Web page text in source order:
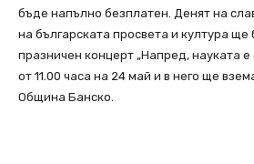
бъде напълно безплатен. Денят на
на българската просвета и култура ще
празничен концерт „Напред, науката
от 11.00 часа на 24 май и в него ще
Община Банско.